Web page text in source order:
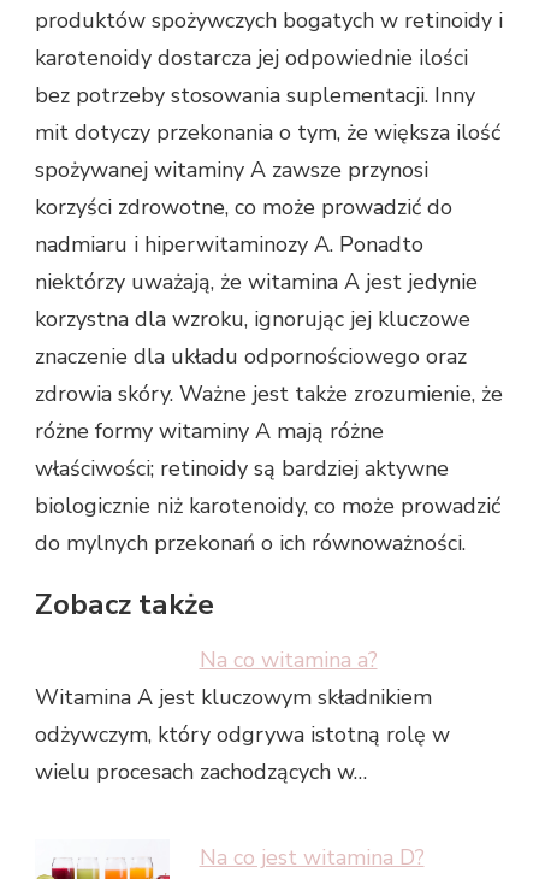
produktów spożywczych bogatych w retinoidy i
karotenoidy dostarcza jej odpowiednie ilości
bez potrzeby stosowania suplementacji. Inny
mit dotyczy przekonania o tym, że większa ilość
spożywanej witaminy A zawsze przynosi
korzyści zdrowotne, co może prowadzić do
nadmiaru i hiperwitaminozy A. Ponadto
niektórzy uważają, że witamina A jest jedynie
korzystna dla wzroku, ignorując jej kluczowe
znaczenie dla układu odpornościowego oraz
zdrowia skóry. Ważne jest także zrozumienie, że
różne formy witaminy A mają różne
właściwości; retinoidy są bardziej aktywne
biologicznie niż karotenoidy, co może prowadzić
do mylnych przekonań o ich równoważności.
Zobacz także
Na co witamina a?
Witamina A jest kluczowym składnikiem
odżywczym, który odgrywa istotną rolę w
wielu procesach zachodzących w…
Na co jest witamina D?